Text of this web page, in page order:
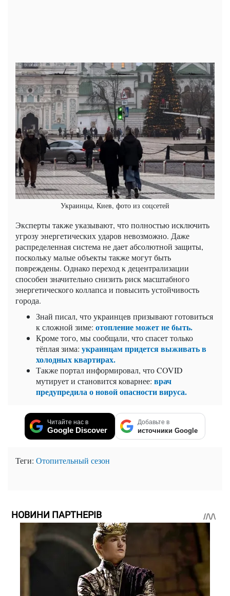
Украинцы, Киев, фото из соцсетей
Эксперты также указывают, что полностью исключить
угрозу энергетических ударов невозможно. Даже
распределенная система не дает абсолютной защиты,
поскольку малые объекты также могут быть
повреждены. Однако переход к децентрализации
способен значительно снизить риск масштабного
энергетического коллапса и повысить устойчивость
города.
Знай писал, что украинцев призывают готовиться
к сложной зиме: отопление может не быть.
Кроме того, мы сообщали, что спасет только
тёплая зима: украинцам придется выживать в
холодных квартирах.
Также портал информировал, чтоCOVID
мутирует и становится коварнее: врач
предупредила о новой опасности вируса.
Читайте нас в
Google Discover
Добавьте в
источники Google
Теги: Отопительный сезон
НОВИНИ ПАРТНЕРІВ